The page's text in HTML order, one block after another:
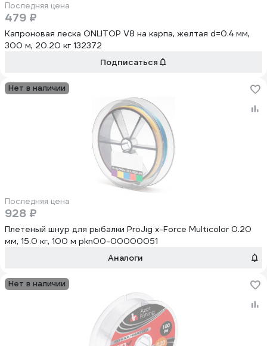
Последняя цена
479 ₽
Капроновая леска ONLITOP V8 на карпа, желтая d=0.4 мм,
300 м, 20.20 кг 132372
Подписаться
Нет в наличии
Последняя цена
928 ₽
Плетеный шнур для рыбалки ProJig x-Force Multicolor 0.20
мм, 15.0 кг, 100 м pkn00-00000051
Аналоги
Нет в наличии